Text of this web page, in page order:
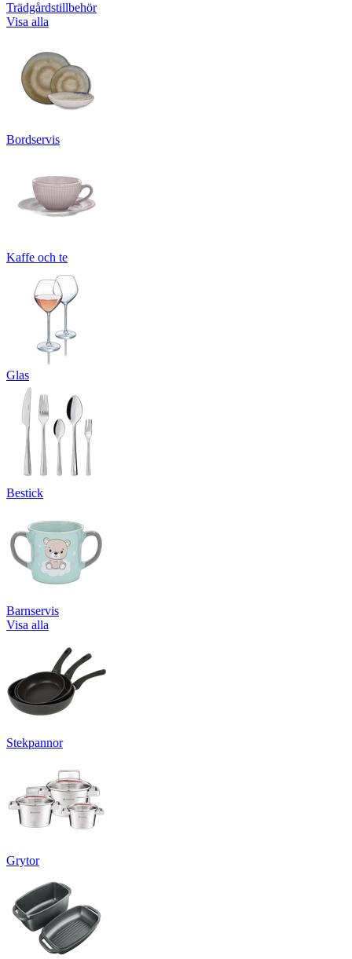
Trädgårdstillbehör
Visa alla
Bordservis
Kaffe och te
Glas
Bestick
Barnservis
Visa alla
Stekpannor
Grytor